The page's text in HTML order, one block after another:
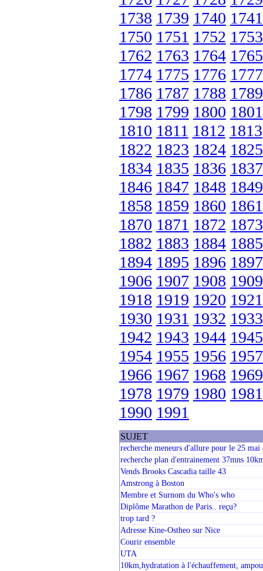
1738 1739 1740 1741
1750 1751 1752 1753
1762 1763 1764 1765
1774 1775 1776 1777
1786 1787 1788 1789
1798 1799 1800 1801
1810 1811 1812 1813
1822 1823 1824 1825
1834 1835 1836 1837
1846 1847 1848 1849
1858 1859 1860 1861
1870 1871 1872 1873
1882 1883 1884 1885
1894 1895 1896 1897
1906 1907 1908 1909
1918 1919 1920 1921
1930 1931 1932 1933
1942 1943 1944 1945
1954 1955 1956 1957
1966 1967 1968 1969
1978 1979 1980 1981
1990 1991
SUJET
recherche meneurs d'allure pour le 25 mai
recherche plan d'entrainement 37mns
Vends Brooks Cascadia taille 43
Amstrong à Boston
Membre et Surnom du Who's who
Diplôme Marathon de Paris.. reçu?
trop tard ?
Adresse Kine-Ostheo sur Nice
Courir ensemble
UTA
10km,hydratation à l'échauffement,